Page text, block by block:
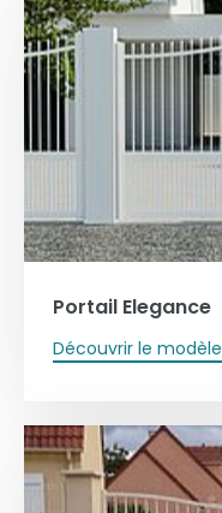
Portail Elegance
Découvrir le modèle